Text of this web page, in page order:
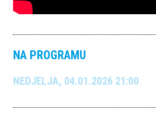
NA PROGRAMU
NEDJELJA, 04.01.2026 21:00